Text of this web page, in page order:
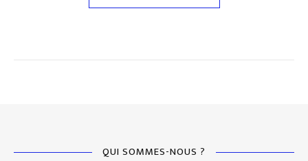
QUI SOMMES-NOUS ?